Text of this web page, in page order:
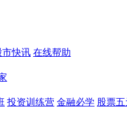
市快讯 在线帮助
投资训练营 金融必学 股票